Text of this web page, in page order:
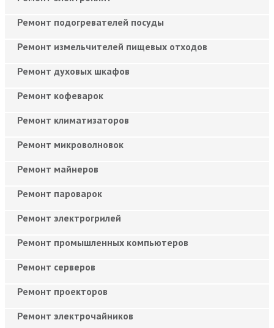
Ремонт подогревателей посуды
Ремонт измельчителей пищевых отходов
Ремонт духовых шкафов
Ремонт кофеварок
Ремонт климатизаторов
Ремонт микроволновок
Ремонт майнеров
Ремонт пароварок
Ремонт электрогрилей
Ремонт промышленных компьютеров
Ремонт серверов
Ремонт проекторов
Ремонт электрочайников